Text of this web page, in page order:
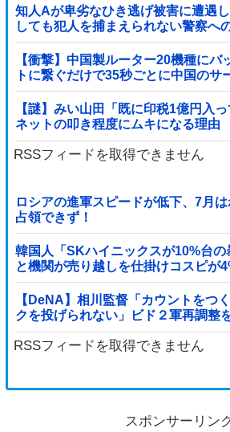
知人Aが卑劣なひき逃げ被害に遭遇
しても犯人を捕まえられない警察へ
聞いて「逃げた方が得じゃん」と言
わからん
【衝撃】中国製ルーター20機種にバ
トに繋ぐだけで35秒ごとに中国のサ
【謎】みい山田「既に印税1億円入
ネットの叩き程度にムキになる理由
RSSフィードを取得できません
ロシアの進軍スピードが低下、7月
占領できず！
韓国人「SKハイニックスが10%台
と機関が売り越しを仕掛けコスピが
落‥」
【DeNA】相川監督「カウントをつ
クを投げられない」ビド２軍再調整
RSSフィードを取得できません
スポンサーリン